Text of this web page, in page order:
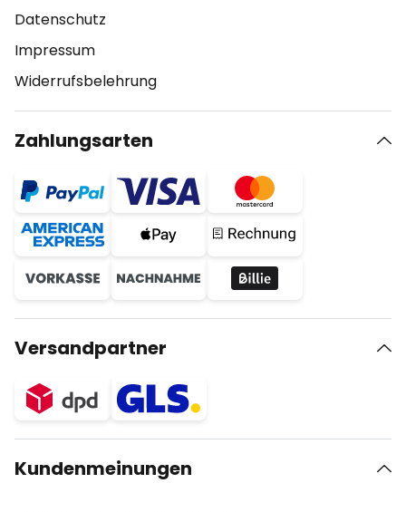
Datenschutz
Impressum
Widerrufsbelehrung
Zahlungsarten
Versandpartner
Kundenmeinungen